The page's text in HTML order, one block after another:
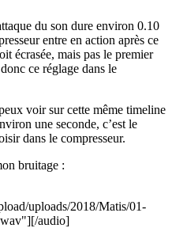
du son dure environ 0.10
entre en action après ce
écrasée, mais pas le premier
ce réglage dans le
voir sur cette même timeline
une seconde, c’est le
dans le compresseur.
bruitage :
uploads/2018/Matis/01-
audio]